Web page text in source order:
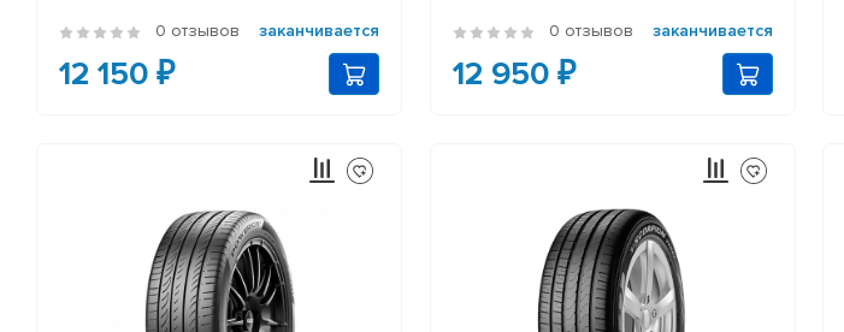
0 отзывов заканчивается
12 150 ₽
0 отзывов заканчивается
12 950 ₽